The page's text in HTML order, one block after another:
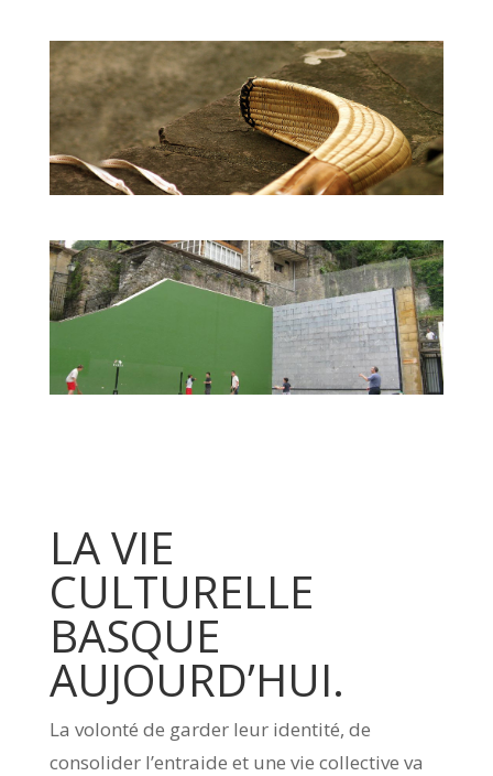
LA VIE
CULTURELLE
BASQUE
AUJOURD’HUI.
La volonté de garder leur identité, de
consolider l’entraide et une vie collective va